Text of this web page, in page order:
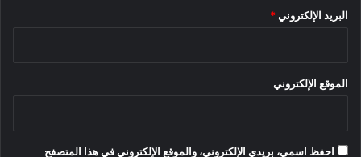
البريد الإلكتروني *
الموقع الإلكتروني
احفظ اسمي، بريدي الإلكتروني، والموقع الإلكتروني في هذا المتصفح